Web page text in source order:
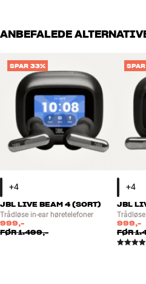
ANBEFALEDE
SPAR 33%
JBL LIVE BEAM 4 (SORT)
Trådløse in-ear høretelefoner
999,-
FØR1.499,-
JBL
999,-
FØR